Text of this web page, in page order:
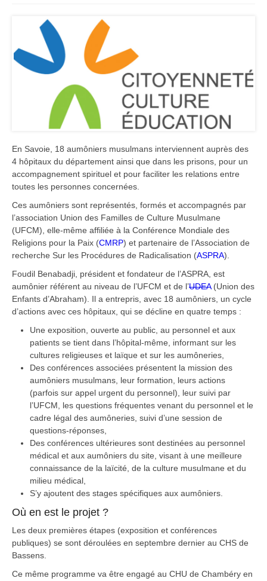
En Savoie, 18 aumôniers musulmans interviennent auprès des
4 hôpitaux du département ainsi que dans les prisons, pour un
accompagnement spirituel et pour faciliter les relations entre
toutes les personnes concernées.
Ces aumôniers sont représentés, formés et accompagnés par
l’association Union des Familles de Culture Musulmane
(UFCM), elle-même affiliée à la Conférence Mondiale des
Religions pour la Paix (CMRP) et partenaire de l’Association de
recherche Sur les Procédures de Radicalisation (ASPRA).
Foudil Benabadji, président et fondateur de l’ASPRA, est
aumônier référent au niveau de l’UFCM et de l’UDEA(Union des
Enfants d’Abraham). Il a entrepris, avec 18 aumôniers, un cycle
d’actions avec ces hôpitaux, qui se décline en quatre temps :
Une exposition, ouverte au public, au personnel et aux
patients se tient dans l’hôpital-même, informant sur les
cultures religieuses et laïque et sur les aumôneries,
Des conférences associées présentent la mission des
aumôniers musulmans, leur formation, leurs actions
(parfois sur appel urgent du personnel), leur suivi par
l’UFCM, les questions fréquentes venant du personnel et le
cadre légal des aumôneries, suivi d’une session de
questions-réponses,
Des conférences ultérieures sont destinées au personnel
médical et aux aumôniers du site, visant à une meilleure
connaissance de la laïcité, de la culture musulmane et du
milieu médical,
S’y ajoutent des stages spécifiques aux aumôniers.
Où en est le projet ?
Les deux premières étapes (exposition et conférences
publiques) se sont déroulées en septembre dernier au CHS de
Bassens.
Ce même programme va être engagé au CHU de Chambéry en